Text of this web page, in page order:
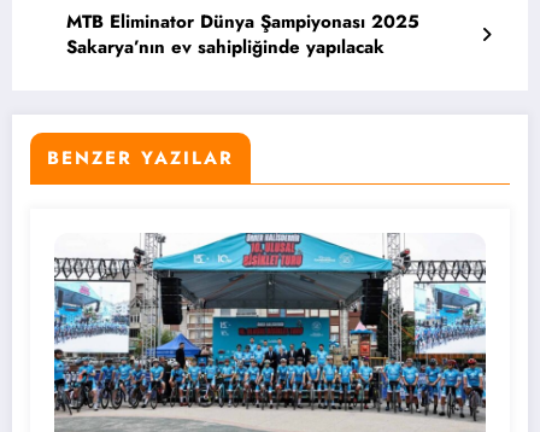
MTB Eliminator Dünya Şampiyonası 2025
Sakarya’nın ev sahipliğinde yapılacak
BENZER YAZILAR